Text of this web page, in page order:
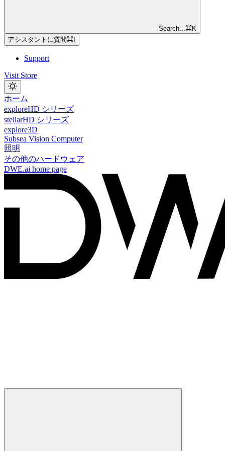
Search...⌘K
アシスタントに質問⌘
Support
Visit Store
ホーム
exploreHD シリーズ
stellarHD シリーズ
explore3D
Subsea Vision Computer
照明
その他のハードウェア
DWE.ai home page